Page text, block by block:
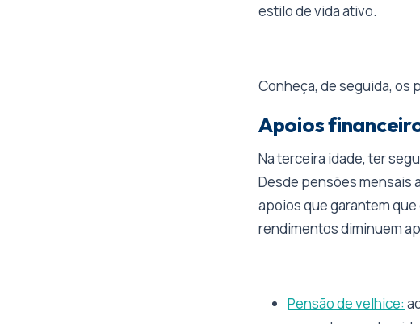
estilo de vida ativo.
Conheça, de seguida, os
Apoios
Na terceira idade, ter
Desde pensões mensais
apoios que garantem
rendimentos diminuem
Pensão de velhice: